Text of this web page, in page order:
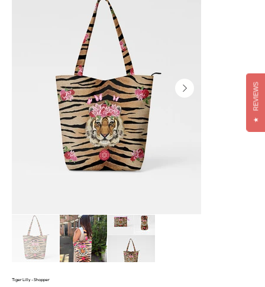
Tiger Lilly - Shopper
★
REVIEWS